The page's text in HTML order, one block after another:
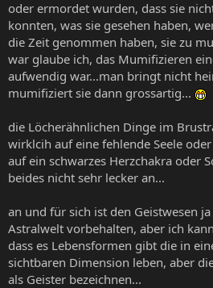
oder ermordet wurden, dass sie
konnten, was sie gesehen haben,
die Zeit genommen haben, sie zu
war glaube ich, das Mumifizieren
aufwendig war...man bringt nicht
mumifiziert sie dann grossartig...
die Löcherähnlichen Dinge im
wirklcih auf eine fehlende Seele
auf ein schwarzes Herzchakra oder
beides nicht sehr lecker an...
an und für sich ist den Geistwesen
Astralwelt vorbehalten, aber ich
dass es Lebensformen gibt die in
sichtbaren Dimension leben, aber
als Geister bezeichnen...